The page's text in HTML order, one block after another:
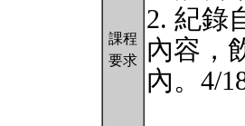
課程
要求
2. 紀錄
內容，
內。4/